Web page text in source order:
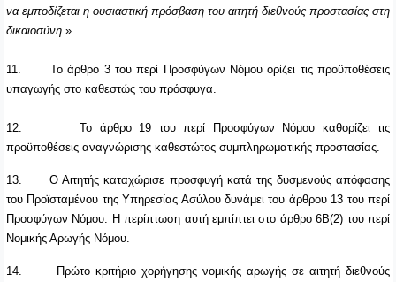
να εμποδίζεται η ουσιαστική πρόσβαση του αιτητή διεθνούς προστασίας στη
δικαιοσύνη. ».
11.
Το άρθρο 3 του περί Προσφύγων Νόμου ορίζει τις προϋποθέσεις
υπαγωγής στο καθεστώς του πρόσφυγα.
12.
Το άρθρο 19 του περί Προσφύγων Νόμου καθορίζει τις
προϋποθέσεις αναγνώρισης καθεστώτος συμπληρωματικής προστασίας.
13.
Ο Αιτητής καταχώρισε προσφυγή κατά της δυσμενούς απόφασης
του Προϊσταμένου της Υπηρεσίας Ασύλου δυνάμει του άρθρου 13 του περί
Προσφύγων Νόμου. Η περίπτωση αυτή εμπίπτει στο άρθρο 6Β(2) του περί
Νομικής Αρωγής Νόμου.
14.
Πρώτο κριτήριο χορήγησης νομικής αρωγής σε αιτητή διεθνούς